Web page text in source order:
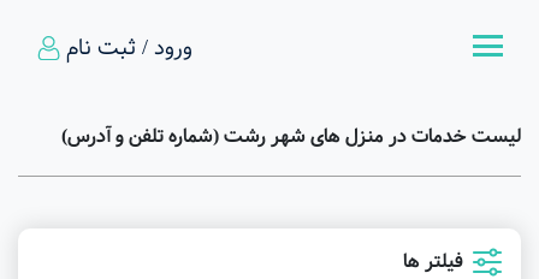
ورود / ثبت نام
لیست خدمات در منزل های شهر رشت (شماره تلفن و آدرس)
فیلتر ها